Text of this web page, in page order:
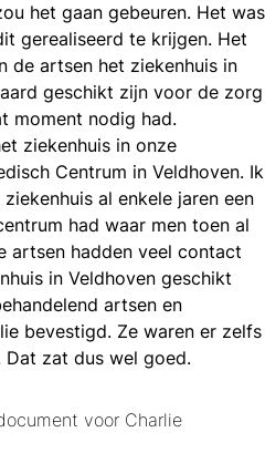
het gaan gebeuren. Het was
gerealiseerd te krijgen. Het
de artsen het ziekenhuis in
geschikt zijn voor de zorg
moment nodig had.
ziekenhuis in onze
Centrum in Veldhoven. Ik
al enkele jaren een
had waar men toen al
artsen hadden veel contact
in Veldhoven geschikt
artsen en
bevestigd. Ze waren er zelfs
Dat zat dus wel goed.
voor Charlie